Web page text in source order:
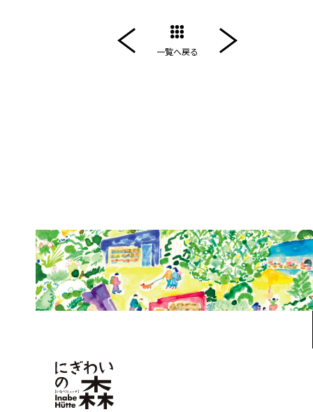
一覧へ戻る